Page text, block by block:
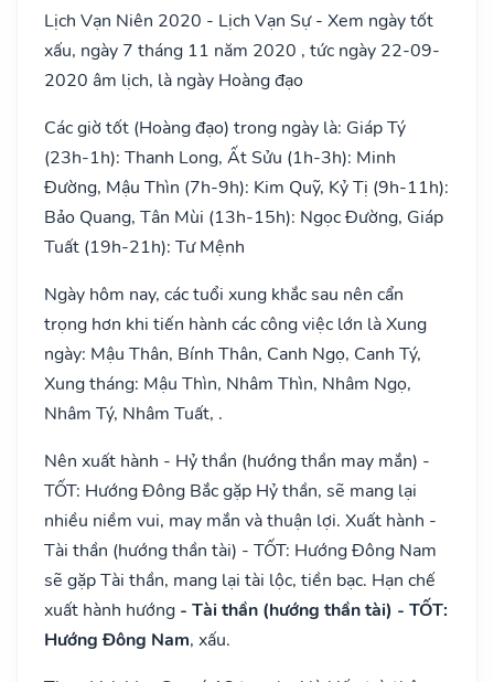
Lịch Vạn Niên 2020 - Lịch Vạn Sự - Xem ngày tốt
xấu, ngày 7 tháng 11 năm 2020 , tức ngày 22-09-
2020 âm lịch, là ngày Hoàng đạo
Các giờ tốt (Hoàng đạo) trong ngày là: Giáp Tý
(23h-1h): Thanh Long, Ất Sửu (1h-3h): Minh
Đường, Mậu Thìn (7h-9h): Kim Quỹ, Kỷ Tị (9h-11h):
Bảo Quang, Tân Mùi (13h-15h): Ngọc Đường, Giáp
Tuất (19h-21h): Tư Mệnh
Ngày hôm nay, các tuổi xung khắc sau nên cẩn
trọng hơn khi tiến hành các công việc lớn là Xung
ngày: Mậu Thân, Bính Thân, Canh Ngọ, Canh Tý,
Xung tháng: Mậu Thìn, Nhâm Thìn, Nhâm Ngọ,
Nhâm Tý, Nhâm Tuất, .
Nên xuất hành - Hỷ thần (hướng thần may mắn) -
TỐT: Hướng Đông Bắc gặp Hỷ thần, sẽ mang lại
nhiều niềm vui, may mắn và thuận lợi. Xuất hành -
Tài thần (hướng thần tài) - TỐT: Hướng Đông Nam
sẽ gặp Tài thần, mang lại tài lộc, tiền bạc. Hạn chế
xuất hành hướng - Tài thần (hướng thần tài) - TỐT:
Hướng Đông Nam, xấu.